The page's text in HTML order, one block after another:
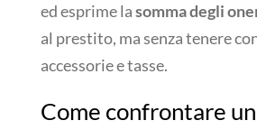
ed esprime lasomma degli
al prestito, ma senza tenere
accessorie e tasse.
Come confrontare